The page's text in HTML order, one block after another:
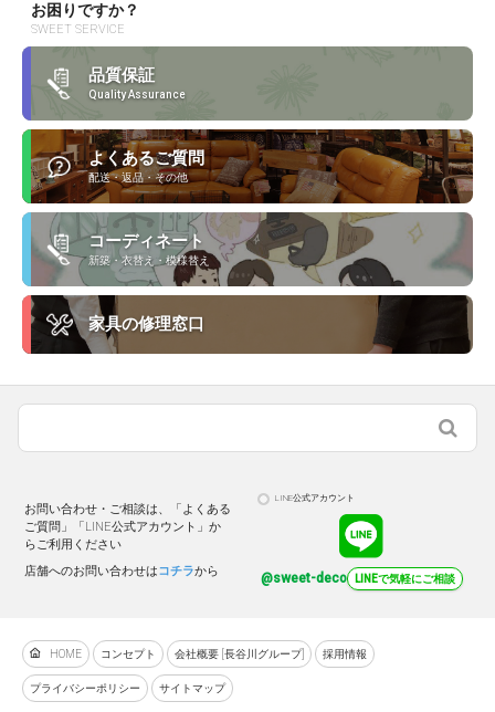
お困りですか？
SWEET SERVICE
品質保証
Quality Assurance
よくあるご質問
配送・返品・その他
コーディネート
新築・衣替え・模様替え
家具の修理窓口
お問い合わせ・ご相談は、「よくある
ご質問」「LINE公式アカウント」か
らご利用ください
店舗へのお問い合わせはコチラから
LINE公式アカウント
@sweet-deco LINEで気軽にご相談
HOME コンセプト 会社概要 [長谷川グループ] 採用情報
プライバシーポリシー サイトマップ